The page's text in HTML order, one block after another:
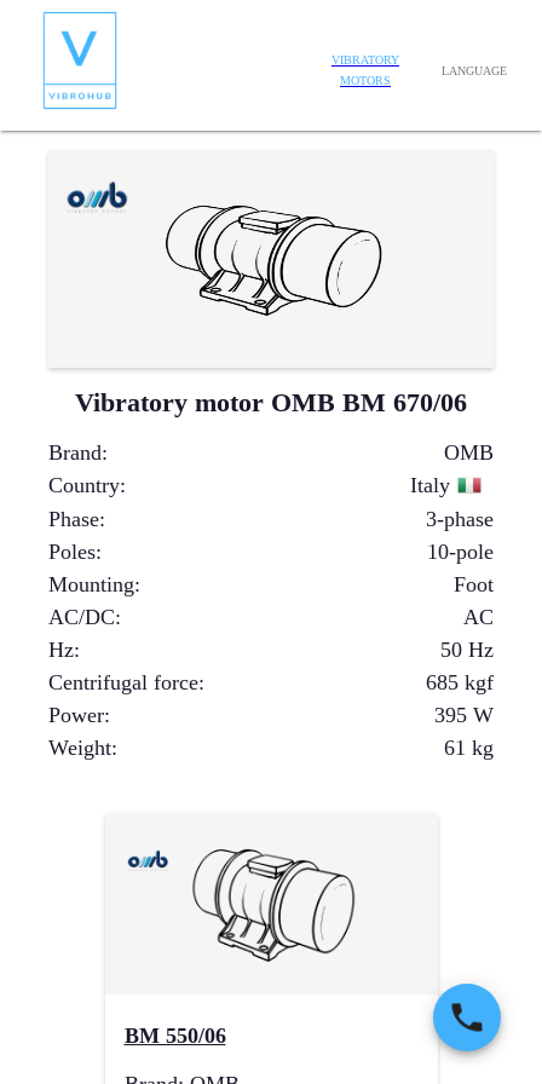
VIBRATORY
MOTORS
LANGUAGE
Vibratory motor OMB BM 670/06
Brand:
OMB
Country:
Italy
Phase:
3-phase
Poles:
10-pole
Mounting:
Foot
AC/DC:
AC
Hz:
50 Hz
Centrifugal force: 685 kgf
Power: 395 W
Weight: 61 kg
BM 550/06